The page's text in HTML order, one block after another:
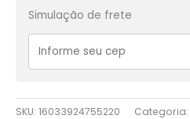
Simulação de frete
SKU: 16033924755220 Categoria: